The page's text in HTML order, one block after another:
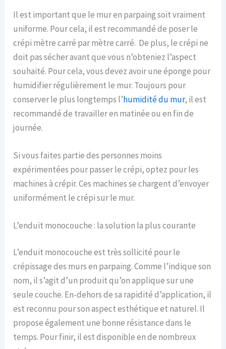
Il est important que le mur en parpaing soit vraiment
uniforme. Pour cela, il est recommandé de poser le
crépi mètre carré par mètre carré. De plus, le crépi ne
doit pas sécher avant que vous n’obteniez l’aspect
souhaité. Pour cela, vous devez avoir une éponge pour
humidifier régulièrement le mur. Toujours pour
conserver le plus longtemps l’humidité du mur, il est
recommandé de travailler en matinée ou en fin de
journée.
Si vous faites partie des personnes moins
expérimentées pour passer le crépi, optez pour les
machines à crépir. Ces machines se chargent d’envoyer
uniformément le crépi sur le mur.
L’enduit monocouche : la solution la plus courante
L’enduit monocouche est très sollicité pour le
crépissage des murs en parpaing. Comme l’indique son
nom, il s’agit d’un produit qu’on applique sur une
seule couche. En-dehors de sa rapidité d’application, il
est reconnu pour son aspect esthétique et naturel. Il
propose également une bonne résistance dans le
temps. Pour finir, il est disponible en de nombreux